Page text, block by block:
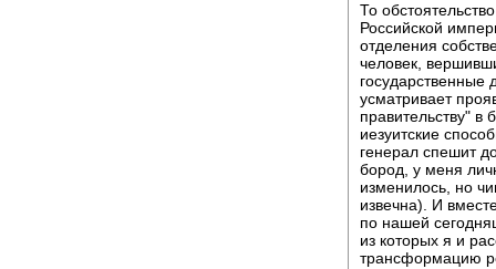
То
Российской
отделения
человек,
государственные
усматривает
правительству"
иезуитские
генерал спешит
бород, у меня
изменилось, но
извечна). И
по нашей
из которых я и
трансформацию